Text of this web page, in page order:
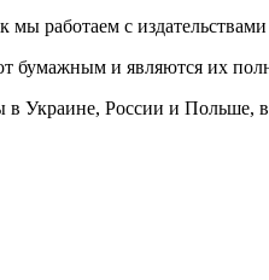
мы работаем с
бумажным и являются их
Украине, России и Польше,